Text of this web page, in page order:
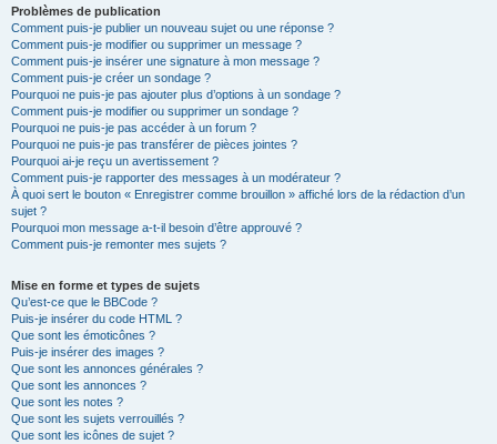
Problèmes de publication
Comment puis-je publier un nouveau sujet ou une réponse ?
Comment puis-je modifier ou supprimer un message ?
Comment puis-je insérer une signature à mon message ?
Comment puis-je créer un sondage ?
Pourquoi ne puis-je pas ajouter plus d’options à un sondage ?
Comment puis-je modifier ou supprimer un sondage ?
Pourquoi ne puis-je pas accéder à un forum ?
Pourquoi ne puis-je pas transférer de pièces jointes ?
Pourquoi ai-je reçu un avertissement ?
Comment puis-je rapporter des messages à un modérateur ?
À quoi sert le bouton « Enregistrer comme brouillon » affiché lors de la rédaction d’un
sujet ?
Pourquoi mon message a-t-il besoin d’être approuvé ?
Comment puis-je remonter mes sujets ?
Mise en forme et types de sujets
Qu’est-ce que le BBCode ?
Puis-je insérer du code HTML ?
Que sont les émoticônes ?
Puis-je insérer des images ?
Que sont les annonces générales ?
Que sont les annonces ?
Que sont les notes ?
Que sont les sujets verrouillés ?
Que sont les icônes de sujet ?